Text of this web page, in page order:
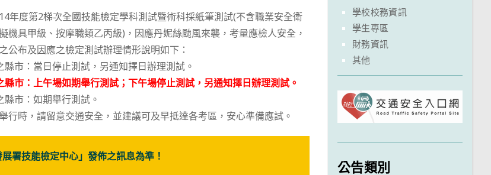
年度第2梯次全國技能檢定學科測試暨術科採紙筆測試(不含職業安全衛
機具甲級、按摩職類乙丙級)，因應丹妮絲颱風來襲，考量應檢人安全，
公布及因應之檢定測試辦理情形說明如下：
市：當日停止測試，另通知擇日辦理測試。
市：上午場如期舉行測試；下午場停止測試，另通知擇日辦理測試。
市：如期舉行測試。
行時，請留意交通安全，並建議可及早抵達各考區，安心準備應試。
署技能檢定中心」發佈之訊息為準！
學校校務資訊
學生專區
財務資訊
其他
公告類別